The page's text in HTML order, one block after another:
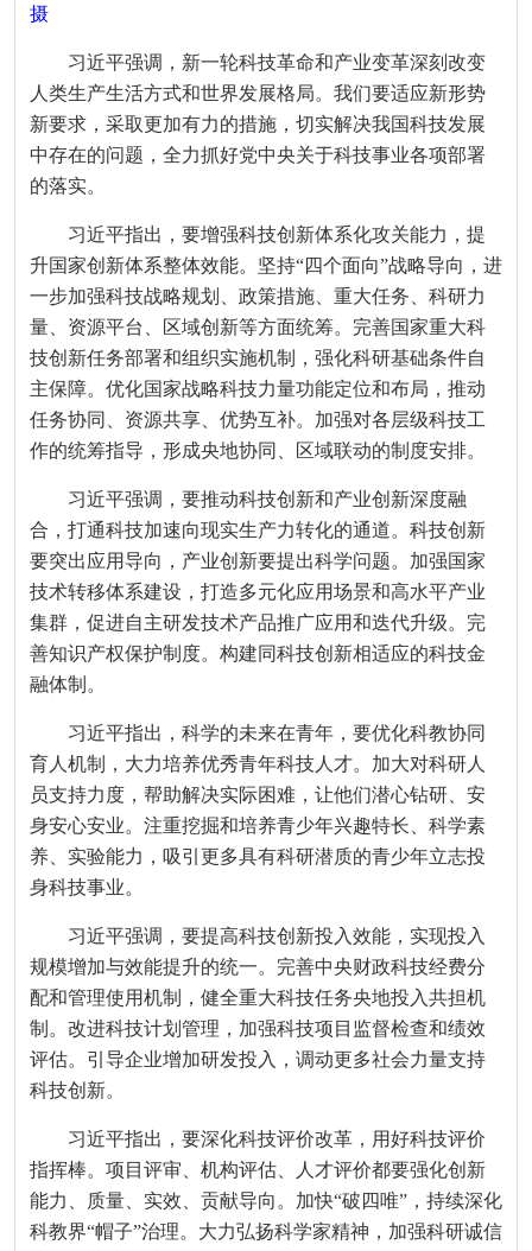
摄
习近平强调，新一轮科技革命和产业变革深刻改变
人类生产生活方式和世界发展格局。我们要适应新形势
新要求，采取更加有力的措施，切实解决我国科技发展
中存在的问题，全力抓好党中央关于科技事业各项部署
的落实。
习近平指出，要增强科技创新体系化攻关能力，提
升国家创新体系整体效能。坚持“四个面向”战略导向，进
一步加强科技战略规划、政策措施、重大任务、科研力
量、资源平台、区域创新等方面统筹。完善国家重大科
技创新任务部署和组织实施机制，强化科研基础条件自
主保障。优化国家战略科技力量功能定位和布局，推动
任务协同、资源共享、优势互补。加强对各层级科技工
作的统筹指导，形成央地协同、区域联动的制度安排。
习近平强调，要推动科技创新和产业创新深度融
合，打通科技加速向现实生产力转化的通道。科技创新
要突出应用导向，产业创新要提出科学问题。加强国家
技术转移体系建设，打造多元化应用场景和高水平产业
集群，促进自主研发技术产品推广应用和迭代升级。完
善知识产权保护制度。构建同科技创新相适应的科技金
融体制。
习近平指出，科学的未来在青年，要优化科教协同
育人机制，大力培养优秀青年科技人才。加大对科研人
员支持力度，帮助解决实际困难，让他们潜心钻研、安
身安心安业。注重挖掘和培养青少年兴趣特长、科学素
养、实验能力，吸引更多具有科研潜质的青少年立志投
身科技事业。
习近平强调，要提高科技创新投入效能，实现投入
规模增加与效能提升的统一。完善中央财政科技经费分
配和管理使用机制，健全重大科技任务央地投入共担机
制。改进科技计划管理，加强科技项目监督检查和绩效
评估。引导企业增加研发投入，调动更多社会力量支持
科技创新。
习近平指出，要深化科技评价改革，用好科技评价
指挥棒。项目评审、机构评估、人才评价都要强化创新
能力、质量、实效、贡献导向。加快“破四唯”，持续深化
科教界“帽子”治理。大力弘扬科学家精神，加强科研诚信